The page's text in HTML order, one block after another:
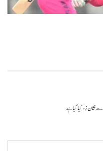
سے نشان زد کیا گیا ہے